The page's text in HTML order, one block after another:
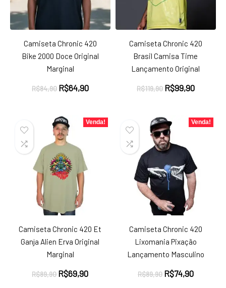
Camiseta Chronic 420
Bike 2000 Doce Original
Marginal
R$84,90 O
era:
R$84,90.
R$64,90O
é:
R$64,90.
Camiseta Chronic 420
Brasil Camisa Time
Lançamento Original
R$119,90 O
era:
R$119,90.
R$99,90O
é:
R$99,90.
Venda!
Camiseta Chronic 420 Et
Ganja Alien Erva Original
Marginal
R$89,90 O
R$69,90O
Venda!
Camiseta Chronic 420
Lixomania Pixação
Lançamento Masculino
R$89,90 O
R$74,90O